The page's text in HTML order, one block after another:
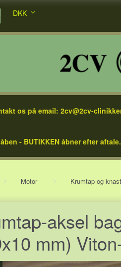
DKK
os på email: 2cv@2cv-
- BUTIKKEN åbner efter
Motor Krumtap og
aksel
mm)